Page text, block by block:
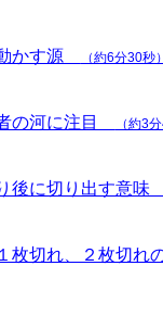
かす源 （約6分30秒）
の河に注目 （約3
後に切り出す意味
枚切れ、２枚切れ